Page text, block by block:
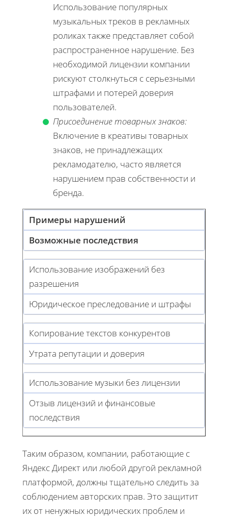
Использование популярных
музыкальных треков в рекламных
роликах также представляет собой
распространенное нарушение. Без
необходимой лицензии компании
рискуют столкнуться с серьезными
штрафами и потерей доверия
пользователей.
Присоединение товарных знаков:
Включение в креативы товарных
знаков, не принадлежащих
рекламодателю, часто является
нарушением прав собственности и
бренда.
Примеры нарушений
Возможные последствия
Использование изображений без
разрешения
Юридическое преследование и штрафы
Копирование текстов конкурентов
Утрата репутации и доверия
Использование музыки без лицензии
Отзыв лицензий и финансовые
последствия
Таким образом, компании, работающие с
Яндекс Директ или любой другой рекламной
платформой, должны тщательно следить за
соблюдением авторских прав. Это защитит
их от ненужных юридических проблем и